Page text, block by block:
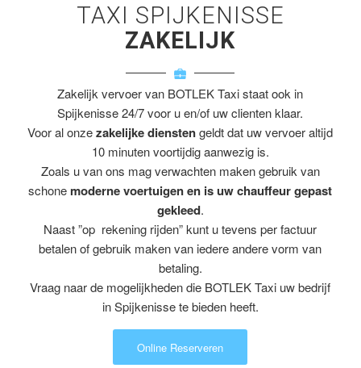
TAXI SPIJKENISSE
ZAKELIJK
Zakelijk vervoer van BOTLEK Taxi staat ook in
Spijkenisse 24/7 voor u en/of uw clienten klaar.
Voor al onzezakelijke dienstengeldt dat uw vervoer altijd
10 minuten voortijdig aanwezig is.
Zoals u van ons mag verwachten maken gebruik van
schone moderne voertuigen en is uw chauffeur gepast
gekleed.
Naast ”op rekening rijden” kunt u tevens per factuur
betalen of gebruik maken van iedere andere vorm van
betaling.
Vraag naar de mogelijkheden die BOTLEK Taxi uw bedrijf
in Spijkenisse te bieden heeft.
Online Reserveren